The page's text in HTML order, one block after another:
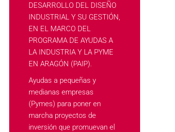
DESARROLLO DEL DISEÑO
INDUSTRIAL Y SU GESTIÓN,
EN EL MARCO DEL
PROGRAMA DE AYUDAS A
LA INDUSTRIA Y LA PYME
EN ARAGÓN (PAIP).
Ayudas a pequeñas y
medianas empresas
(Pymes) para poner en
marcha proyectos de
inversión que promuevan el